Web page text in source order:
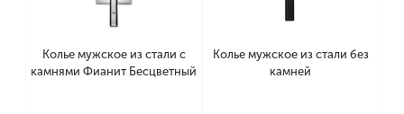
Колье мужское из стали с
камнями Фианит Бесцветный
Колье мужское из стали без
камней